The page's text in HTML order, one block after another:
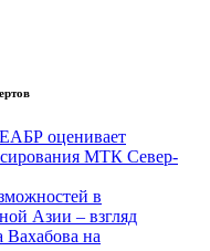
оценивает
МТК Север-
в
Азии – взгляд
Вахабова на